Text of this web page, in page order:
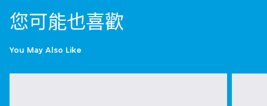
您可能也喜歡
You May Also Like